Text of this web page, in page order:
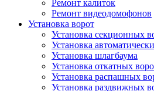
Ремонт калиток
Ремонт видеодомофонов
Установка ворот
Установка секционных
Установка
Установка шлагбаума
Установка откатных
Установка распашных
Установка раздвижных